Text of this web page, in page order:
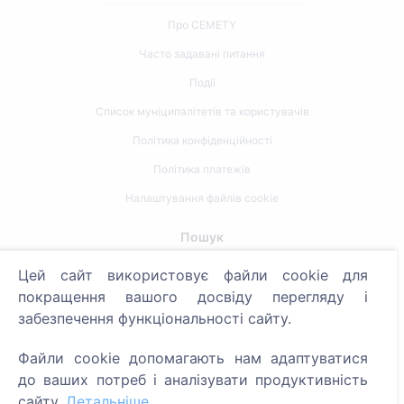
Про CEMETY
Часто задавані питання
Події
Список муніципалітетів та користувачів
Політика конфіденційності
Політика платежів
Налаштування файлів cookie
Пошук
Пошук померлих
Пошук кладовищ
Контакти
Цей сайт використовує файли cookie для
покращення вашого досвіду перегляду і
забезпечення функціональності сайту.
Файли cookie допомагають нам адаптуватися
до ваших потреб і аналізувати продуктивність